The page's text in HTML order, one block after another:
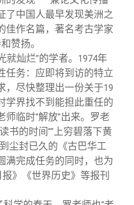
了中国人最早发现美洲之
佳作名篇，著名考古学家
赞扬。
就灿烂”的学者。 1974年
任务：应即将到访的特立
，尽快整理出一份关于19
学界找不到能担此重任的
师临时“解放”出来。罗老
书的时间”“上穷碧落下黄
尘封已久的《古巴华工
满完成任务的同时，也为
》《世界历史》等报刊